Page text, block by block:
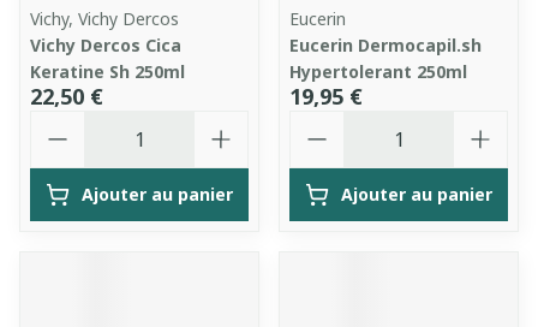
Vichy, Vichy Dercos
Vichy Dercos Cica
Keratine Sh 250ml
22,50 €
Ajouter au panier
Eucerin
Eucerin Dermocapil.sh
Hypertolerant 250ml
19,95 €
Ajouter au panier